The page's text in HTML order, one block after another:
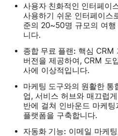
사용자 친화적인 인터페이
사용하기 쉬운 인터페이스
준의 20~50명 규모의 여
니다.
종합 무료 플랜: 핵심 CRM
버전을 제공하여, CRM 도
사에 이상적입니다.
마케팅 도구와의 원활한 통
업, 서비스 허브와 매끄럽
반에 걸쳐 인바운드 마케
플랫폼을 구축합니다.
자동화 기능: 이메일 마케